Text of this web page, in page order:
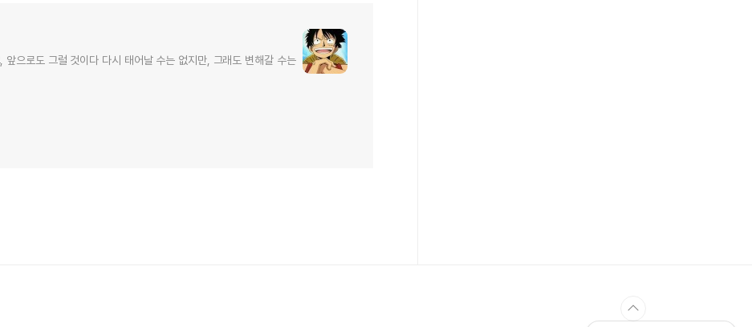
으로도 그럴 것이다 다시 태어날 수는 없지만, 그래도 변해갈 수는